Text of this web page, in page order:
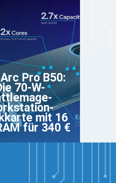
Pro B50:
70-W-
mit 16
für 340 €